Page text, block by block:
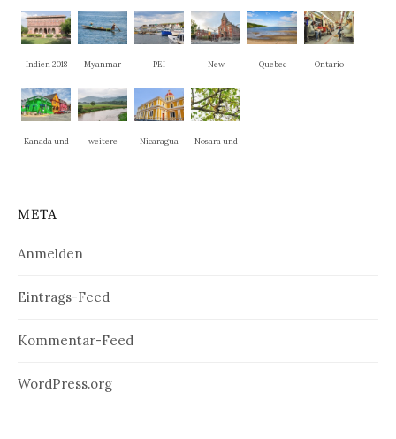
Indien 2018 Myanmar PEI
New
Quebec Ontario
Kanada und
weitere
Nicaragua
Nosara und
META
Anmelden
Eintrags-Feed
Kommentar-Feed
WordPress.org